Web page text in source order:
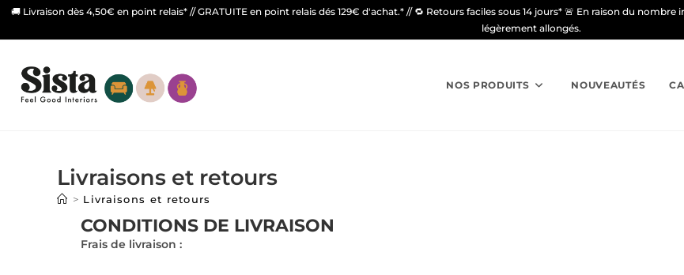
🚚 Livraison dès 4,50€ en point relais* // GRATUITE en point relais dés 129€ d'achat.* // 🔁 Retours faciles sous 14 jours* 🚨 En raison du
légèrement allongés.
NOS PRODUITS NOUVEAUTÉS
Livraisons et retours
> Livraisons et retours
CONDITIONS DE LIVRAISON
Frais de livraison :